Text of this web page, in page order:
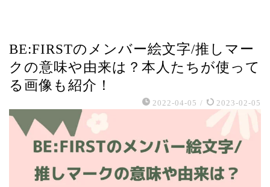
BE:FIRSTのメンバー絵文字/推しマー
クの意味や由来は？本人たちが使って
る画像も紹介！
2022-04-05 / 2023-02-05